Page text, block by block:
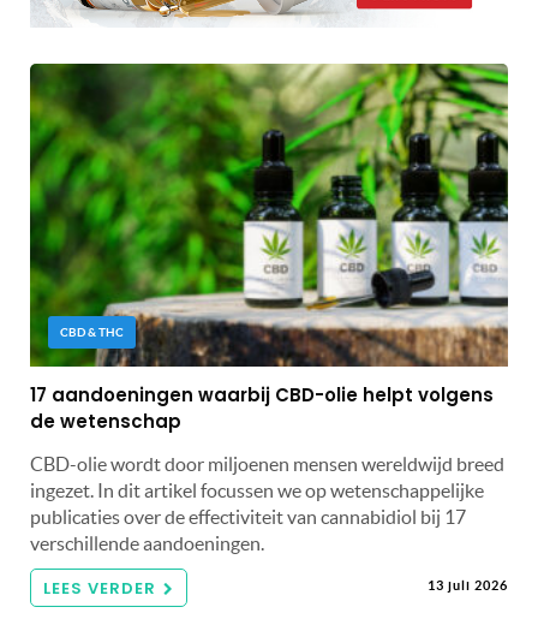
CBD & THC
17 aandoeningen waarbij CBD-olie helpt volgens
de wetenschap
CBD-olie wordt door miljoenen mensen wereldwijd breed
ingezet. In dit artikel focussen we op wetenschappelijke
publicaties over de effectiviteit van cannabidiol bij 17
verschillende aandoeningen.
LEES VERDER 13 juli 2026